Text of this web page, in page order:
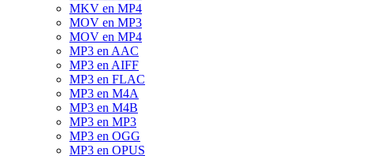
MKV en MP4
MOV en MP3
MOV en MP4
MP3 en AAC
MP3 en AIFF
MP3 en FLAC
MP3 en M4A
MP3 en M4B
MP3 en MP3
MP3 en OGG
MP3 en OPUS